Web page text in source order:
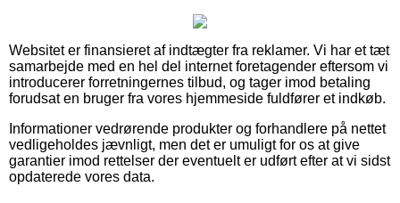
Websitet er finansieret af indtægter fra reklamer. Vi har et tæt
samarbejde med en hel del internet foretagender eftersom vi
introducerer forretningernes tilbud, og tager imod betaling
forudsat en bruger fra vores hjemmeside fuldfører et indkøb.
Informationer vedrørende produkter og forhandlere på nettet
vedligeholdes jævnligt, men det er umuligt for os at give
garantier imod rettelser der eventuelt er udført efter at vi sidst
opdaterede vores data.